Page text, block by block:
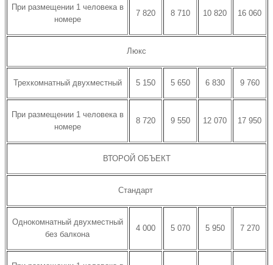
При размещении 1 человека в
номере
7 820 8 710 10 820 16 060
Люкс
Трехкомнатный двухместный 5 150 5 650 6 830 9 760
При размещении 1 человека в
номере
8 720 9 550 12 070 17 950
ВТОРОЙ ОБЪЕКТ
Стандарт
Однокомнатный двухместный
без балкона
4 000 5 070 5 950 7 270